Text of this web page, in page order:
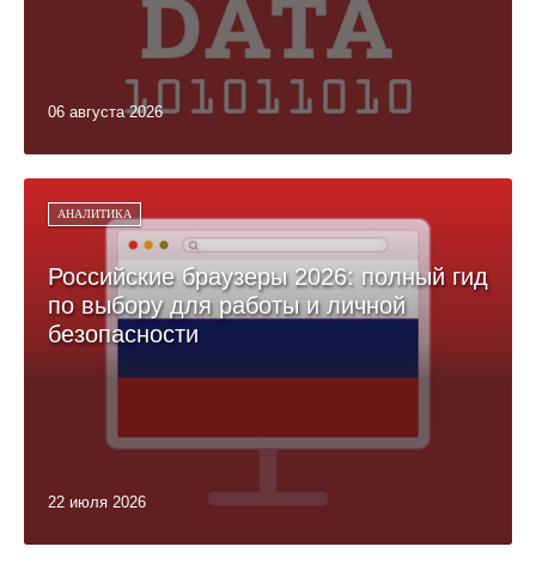
06 августа 2026
АНАЛИТИКА
Российские браузеры 2026: полный гид
по выбору для работы и личной
безопасности
22 июля 2026